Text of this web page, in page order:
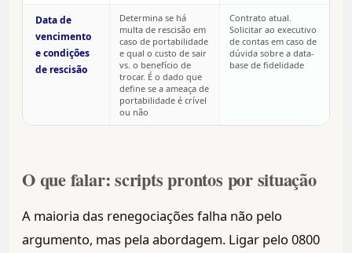
Data de
vencimento
e condições
de rescisão
Determina se há
multa de rescisão em
caso de portabilidade
e qual o custo de sair
vs. o benefício de
trocar. É o dado que
define se a ameaça de
portabilidade é crível
ou não
Contrato atual.
Solicitar ao executivo
de contas em caso de
dúvida sobre a data-
base de fidelidade
O que falar: scripts prontos por situação
A maioria das renegociações falha não pelo
argumento, mas pela abordagem. Ligar pelo 0800